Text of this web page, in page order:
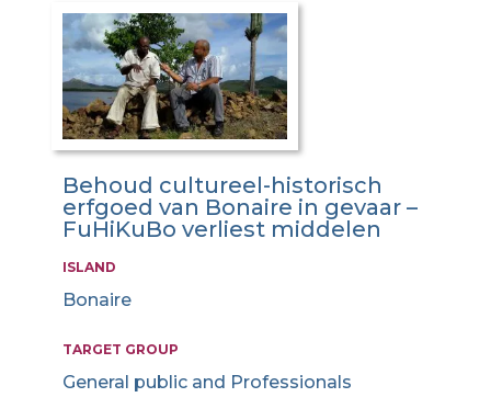
Behoud cultureel-historisch
erfgoed van Bonaire in gevaar –
FuHiKuBo verliest middelen
ISLAND
Bonaire
TARGET GROUP
General public and Professionals